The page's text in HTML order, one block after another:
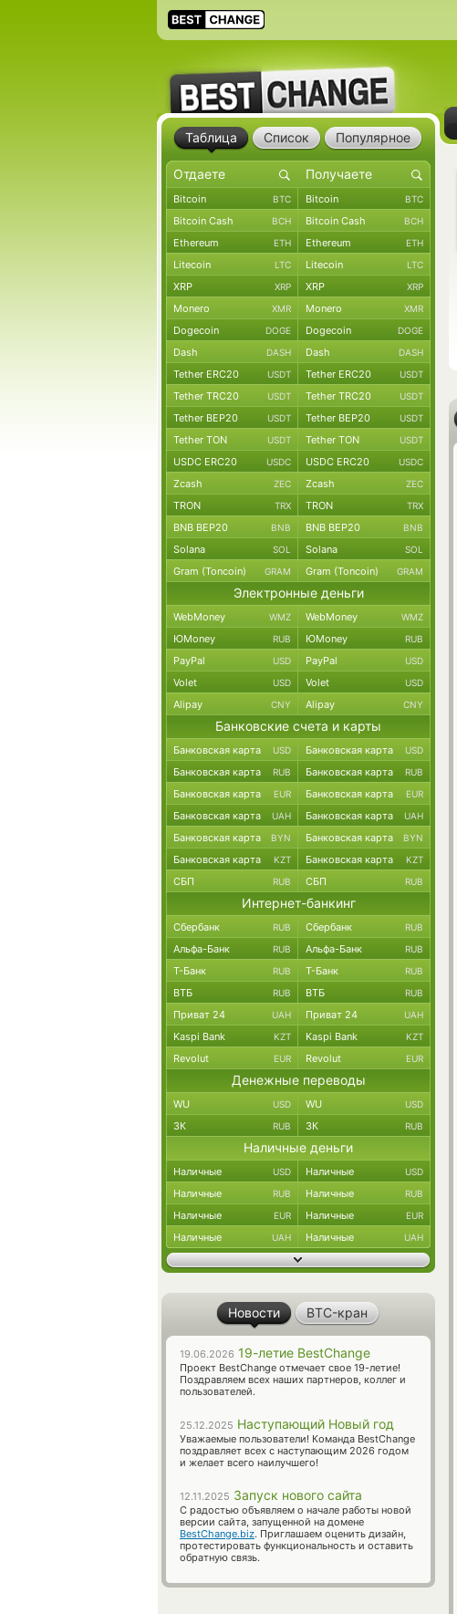
Таблица Список Популярное
Bitcoin BTC Bitcoin BTC
Bitcoin Cash BCH Bitcoin Cash BCH
Ethereum ETH Ethereum ETH
Litecoin LTC Litecoin LTC
XRP XRP XRP XRP
Monero XMR Monero XMR
Dogecoin DOGE Dogecoin DOGE
Dash DASH Dash DASH
Tether ERC20 USDT Tether ERC20 USDT
Tether TRC20 USDT Tether TRC20 USDT
Tether BEP20 USDT Tether BEP20 USDT
Tether TON USDT Tether TON USDT
USDC ERC20 USDC USDC ERC20 USDC
Zcash ZEC Zcash ZEC
TRON TRX TRON TRX
BNB BEP20 BNB BNB BEP20 BNB
Solana SOL Solana SOL
Gram (Toncoin) GRAM Gram (Toncoin) GRAM
Электронные деньги
WebMoney WMZ WebMoney WMZ
ЮMoney RUB ЮMoney RUB
PayPal USD PayPal USD
Volet USD Volet USD
Alipay CNY Alipay CNY
Банковские счета и карты
Банковская карта USD Банковская карта USD
Банковская карта RUB Банковская карта RUB
Банковская карта EUR Банковская карта EUR
Банковская карта UAH Банковская карта UAH
Банковская карта BYN Банковская карта BYN
Банковская карта KZT Банковская карта KZT
СБП RUB СБП RUB
Интернет-банкинг
Сбербанк RUB Сбербанк RUB
Альфа-Банк RUB Альфа-Банк RUB
Т-Банк RUB Т-Банк RUB
ВТБ RUB ВТБ RUB
Приват 24 UAH Приват 24 UAH
Kaspi Bank KZT Kaspi Bank KZT
Revolut EUR Revolut EUR
Денежные переводы
WU USD WU USD
ЗК RUB ЗК RUB
Наличные деньги
Наличные USD Наличные USD
Наличные RUB Наличные RUB
Наличные EUR Наличные EUR
Наличные UAH Наличные UAH
Новости BTC-кран
19.06.2026 19-летие BestChange
Проект BestChange отмечает свое 19-летие!
Поздравляем всех наших партнеров, коллег и
пользователей.
25.12.2025 Наступающий Новый год
Уважаемые пользователи! Команда BestChange
поздравляет всех с наступающим 2026 годом
и желает всего наилучшего!
12.11.2025 Запуск нового сайта
С радостью объявляем о начале работы новой
версии сайта, запущенной на домене
BestChange.biz. Приглашаем оценить дизайн,
протестировать функциональность и оставить
обратную связь.